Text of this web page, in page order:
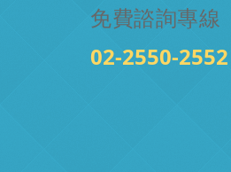
免費諮詢專線
02-2550-2552